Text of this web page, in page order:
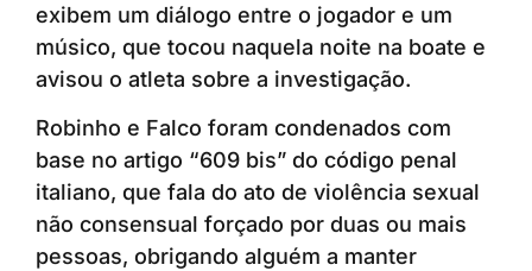
exibem um diálogo entre o jogador e um
músico, que tocou naquela noite na boate e
avisou o atleta sobre a investigação.
Robinho e Falco foram condenados com
base no artigo “609 bis” do código penal
italiano, que fala do ato de violência sexual
não consensual forçado por duas ou mais
pessoas, obrigando alguém a manter